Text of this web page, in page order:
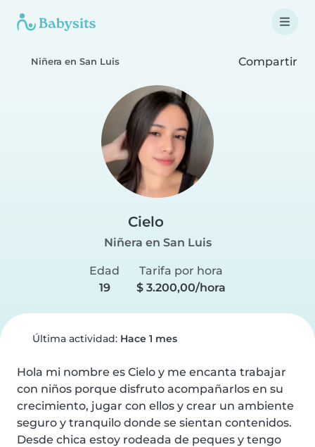
Niñera en San Luis Compartir
Cielo
Niñera en San Luis
Edad
19
Tarifa por hora
$ 3.200,00/hora
Última actividad: Hace 1 mes
Hola mi nombre es Cielo y me encanta trabajar
con niños porque disfruto acompañarlos en su
crecimiento, jugar con ellos y crear un ambiente
seguro y tranquilo donde se sientan contenidos.
Desde chica estoy rodeada de peques y tengo